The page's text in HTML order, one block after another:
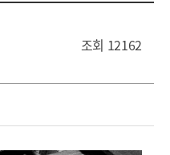
조회 12162